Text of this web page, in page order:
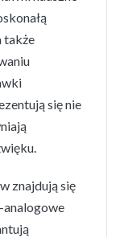
także
się nie
znajdują się